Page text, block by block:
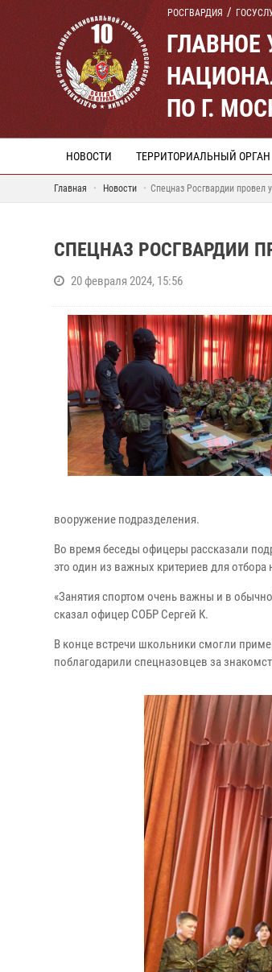
РОСГВАРДИЯ
ПО Г.
НОВОСТИ ТЕРРИТОРИАЛЬНЫЙ ОРГАН
Главная Новости Спецназ Росгвардии провел
СПЕЦНАЗ РОСГВАРДИИ
20 февраля 2024, 15:56
вооружение подразделения.
Во время беседы офицеры рассказали
это один из важных критериев для
«Занятия спортом очень важны и в
сказал офицер СОБР Сергей К.
В конце встречи школьники смогли
поблагодарили спецназовцев за